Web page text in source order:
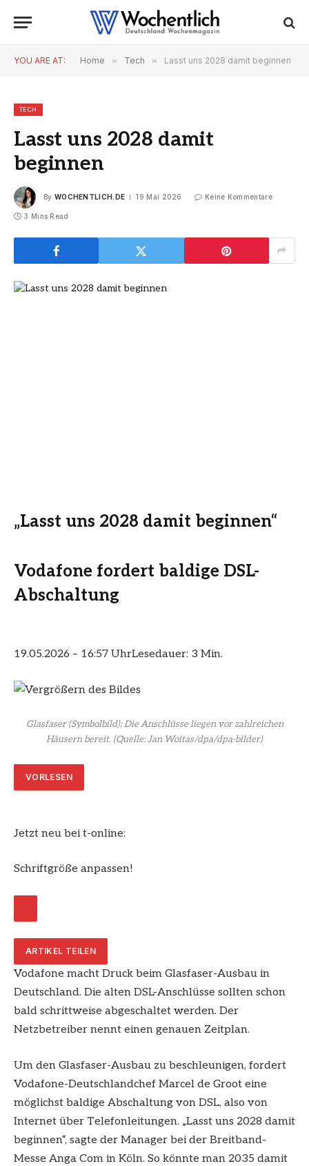
YOU ARE AT: Home » Tech » Lasst uns 2028 damit beginnen
TECH
Lasst uns 2028 damit
beginnen
By WOCHENTLICH.DE 19 Mai 2026 Keine Kommentare
3 Mins Read
„Lasst uns 2028 damit beginnen“
Vodafone fordert baldige DSL-
Abschaltung
19.05.2026 – 16:57 UhrLesedauer: 3 Min.
Glasfaser (Symbolbild): Die Anschlüsse liegen vor zahlreichen
Häusern bereit. (Quelle: Jan Woitas/dpa/dpa-bilder)
VORLESEN
Jetzt neu bei t-online:
Schriftgröße anpassen!
ARTIKEL TEILEN
Vodafone macht Druck beim Glasfaser-Ausbau in
Deutschland. Die alten DSL-Anschlüsse sollten schon
bald schrittweise abgeschaltet werden. Der
Netzbetreiber nennt einen genauen Zeitplan.
Um den Glasfaser-Ausbau zu beschleunigen, fordert
Vodafone-Deutschlandchef Marcel de Groot eine
möglichst baldige Abschaltung von DSL, also von
Internet über Telefonleitungen. „Lasst uns 2028 damit
beginnen“, sagte der Manager bei der Breitband-
Messe Anga Com in Köln. So könnte man 2035 damit